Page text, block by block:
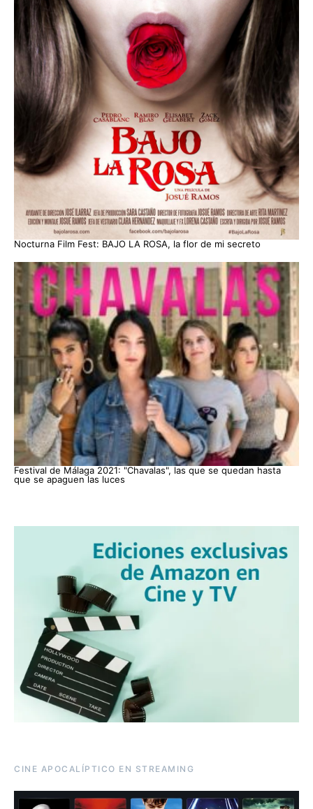
Nocturna Film Fest: BAJO LA ROSA, la flor de mi secreto
Festival de Málaga 2021: "Chavalas", las que se quedan hasta
que se apaguen las luces
CINE APOCALÍPTICO EN STREAMING